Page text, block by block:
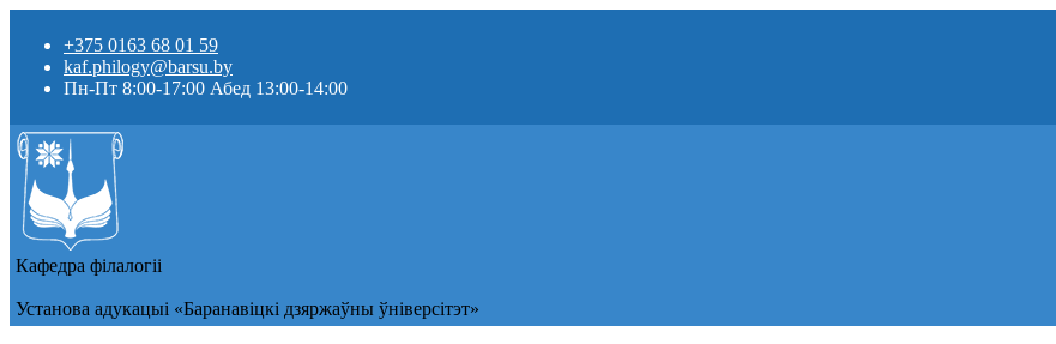
+375 0163 68 01 59
kaf.philogy@barsu.by
Пн-Пт 8:00-17:00 Абед 13:00-14:00
Кафедра фiлалогii
Установа адукацыi «Баранавіцкі дзяржаўны ўніверсітэт»